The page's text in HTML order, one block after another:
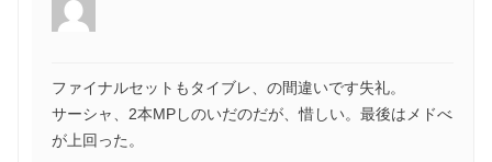
ファイナルセットもタイブレ、の間違いです失礼。
サーシャ、2本MPしのいだのだが、惜しい。最後はメドべ
が上回った。